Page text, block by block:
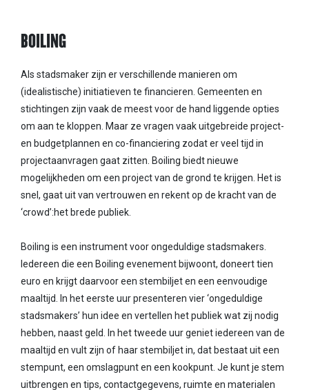
BOILING
Als stadsmaker zijn er verschillende manieren om
(idealistische) initiatieven te financieren. Gemeenten en
stichtingen zijn vaak de meest voor de hand liggende opties
om aan te kloppen. Maar ze vragen vaak uitgebreide project-
en budgetplannen en co-financiering zodat er veel tijd in
projectaanvragen gaat zitten. Boiling biedt nieuwe
mogelijkheden om een project van de grond te krijgen. Het is
snel, gaat uit van vertrouwen en rekent op de kracht van de
‘crowd’:het brede publiek.
Boiling is een instrument voor ongeduldige stadsmakers.
Iedereen die een Boiling evenement bijwoont, doneert tien
euro en krijgt daarvoor een stembiljet en een eenvoudige
maaltijd. In het eerste uur presenteren vier ‘ongeduldige
stadsmakers’ hun idee en vertellen het publiek wat zij nodig
hebben, naast geld. In het tweede uur geniet iedereen van de
maaltijd en vult zijn of haar stembiljet in, dat bestaat uit een
stempunt, een omslagpunt en een kookpunt. Je kunt je stem
uitbrengen en tips, contactgegevens, ruimte en materialen